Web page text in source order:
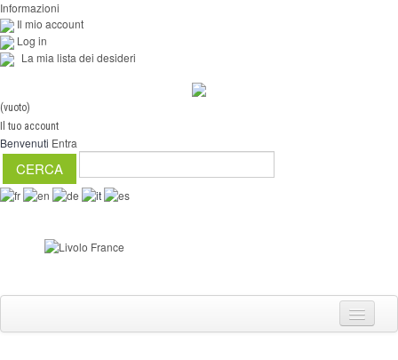
Informazioni
Il mio account
Log in
La mia lista dei desideri
(vuoto)
Il tuo account
Benvenuti Entra